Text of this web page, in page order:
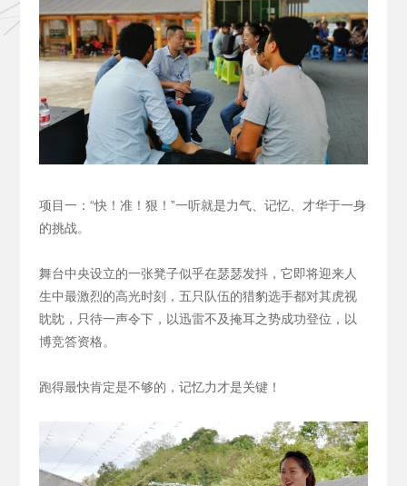
项目一：“快！准！狠！”一听就是力气、记忆、才华于一身
的挑战。
舞台中央设立的一张凳子似乎在瑟瑟发抖，它即将迎来人
生中最激烈的高光时刻，五只队伍的猎豹选手都对其虎视
眈眈，只待一声令下，以迅雷不及掩耳之势成功登位，以
博竞答资格。
跑得最快肯定是不够的，记忆力才是关键！